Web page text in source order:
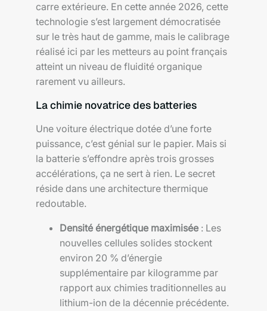
carre extérieure. En cette année 2026, cette
technologie s’est largement démocratisée
sur le très haut de gamme, mais le calibrage
réalisé ici par les metteurs au point français
atteint un niveau de fluidité organique
rarement vu ailleurs.
La chimie novatrice des batteries
Une voiture électrique dotée d’une forte
puissance, c’est génial sur le papier. Mais si
la batterie s’effondre après trois grosses
accélérations, ça ne sert à rien. Le secret
réside dans une architecture thermique
redoutable.
Densité énergétique maximisée : Les
nouvelles cellules solides stockent
environ 20 % d’énergie
supplémentaire par kilogramme par
rapport aux chimies traditionnelles au
lithium-ion de la décennie précédente.